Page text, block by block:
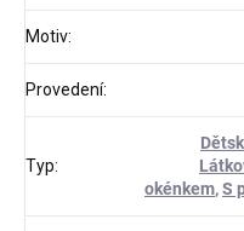
Motiv:
Provedení:
Typ:
okénkem,S